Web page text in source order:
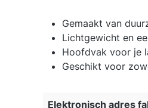
Gemaakt van
Lichtgewicht en
Hoofdvak voor je
Geschikt voor
Elektronisch adres